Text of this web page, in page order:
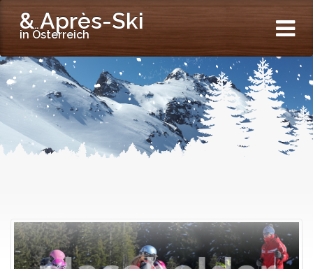
& Après-Ski
in Österreich